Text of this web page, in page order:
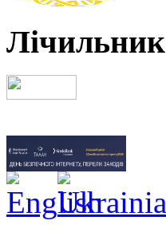
Лічильник